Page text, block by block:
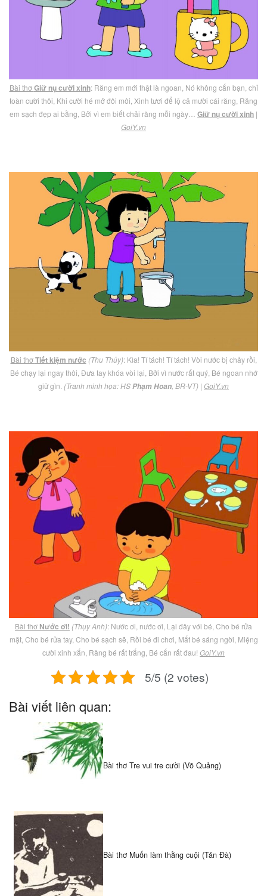
Bài thơGiữ nụ cười xinh: Răng em mới thật là ngoan, Nó không cắn bạn, chỉ
toàn cười thôi, Khi cười hé mở đôi môi, Xinh tươi để lộ cả mười cái răng, Răng
em sạch đẹp ai bằng, Bởi vì em biết chải răng mỗi ngày… Giữ nụ cười xinh |
GoiY.vn
Bài thơTiết kiệm nước (Thu Thủy): Kìa! Tí tách! Tí tách! Vòi nước bị chảy rồi,
Bé chạy lại ngay thôi, Đưa tay khóa vòi lại, Bởi vì nước rất quý, Bé ngoan nhớ
giữ gìn. (Tranh minh họa: HSPhạm Hoan , BR-VT) | GoiY.vn
Bài thơ Nước ơi! (Thụy Anh): Nước ơi, nước ơi, Lại đây với bé, Cho bé rửa
mặt, Cho bé rửa tay, Cho bé sạch sẽ, Rồi bé đi chơi, Mắt bé sáng ngời, Miệng
cười xinh xắn, Răng bé rất trắng, Bé cắn rất đau! GoiY.vn
5/5 (2 votes)
Bài viết liên quan:
Bài thơ Tre vui tre cười (Võ Quảng)
Bài thơ Muốn làm thằng cuội (Tản Đà)